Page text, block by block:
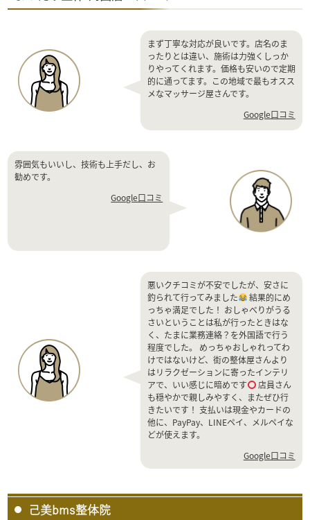
まず丁寧な対応が良いです。店名のま
ったりとは違い、施術は力強くしっか
りやってくれます。価格も安いので定期
的に通ってます。この地域で最もオスス
メなマッサージ屋さんです。
Google口コミ
雰囲気もいいし、技術も上手だし、お
勧めです。
Google口コミ
悪いクチコミが不安でしたが、安さに
釣られて行ってみました
結果的にめ
っちゃ満足でした！ おしゃべりがうる
さいということは私が行ったときはな
く、たまに業務連絡？を外国語で行う
程度でした。 めっちゃおしゃれってわ
けではないけど、街の整体屋さんより
はリラクゼーションに寄ったインテリ
アで、いい感じに暗めです
店員さん
も穏やかで親しみやすく、またぜひ行
きたいです！ 支払いは現金やカードの
他に、PayPay、LINEペイ、メルペイな
どが使えます。
Google口コミ
己美bms整体院